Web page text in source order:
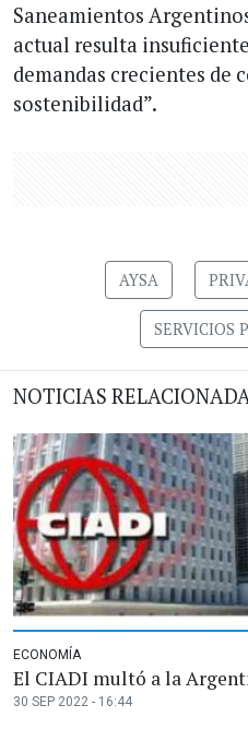
Saneamientos
actual resulta
demandas crecientes de
sostenibilidad”.
AYSA
SERVICIOS
NOTICIAS
ECONOMÍA
El CIADI multó a la
30 SEP 2022 - 16:44